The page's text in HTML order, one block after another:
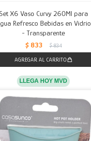
Set X6 Vaso Curvy 260Ml para
Refresco Bebidas en Vidrio
- Transparente
$ 833 $ 834
LLEGA HOY MVD